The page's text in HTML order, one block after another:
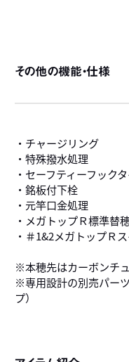
その他の機能・仕様
・チャージリング
・特殊撥水処理
・セーフティーフック
・銘板付下栓
・元竿口金処理
・メガトップＲ標準替
・＃1&2メガトップＲ
※本穂先はカーボンチ
※専用設計の別売パー
プ）